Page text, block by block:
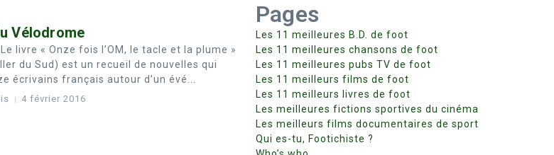
Vélodrome
Le livre « Onze fois l’OM, le tacle et la plume »
du Sud) est un recueil de nouvelles qui
écrivains français autour d’un évé...
4 février 2016
Pages
Les 11 meilleures B.D. de foot
Les 11 meilleures chansons de foot
Les 11 meilleures pubs TV de foot
Les 11 meilleurs films de foot
Les 11 meilleurs livres de foot
Les meilleures fictions sportives du cinéma
Les meilleurs films documentaires de sport
Qui es-tu, Footichiste ?